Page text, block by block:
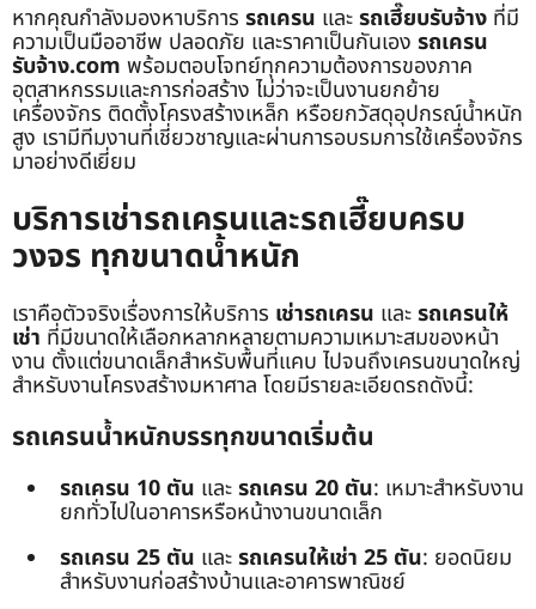
หากคุณกำลังมองหาบริการ รถเครน และรถเฮี๊ยบรับจ้าง ที่มี
ความเป็นมืออาชีพ ปลอดภัย และราคาเป็นกันเอง รถเครน
รับจ้าง.com พร้อมตอบโจทย์ทุกความต้องการของภาค
อุตสาหกรรมและการก่อสร้าง ไม่ว่าจะเป็นงานยกย้าย
เครื่องจักร ติดตั้งโครงสร้างเหล็ก หรือยกวัสดุอุปกรณ์น้ำหนัก
สูง เรามีทีมงานที่เชี่ยวชาญและผ่านการอบรมการใช้เครื่องจักร
มาอย่างดีเยี่ยม
บริการเช่ารถเครนและรถเฮี๊ยบครบ
วงจร ทุกขนาดน้ำหนัก
เราคือตัวจริงเรื่องการให้บริการ เช่ารถเครน และรถเครนให้
เช่า ที่มีขนาดให้เลือกหลากหลายตามความเหมาะสมของหน้า
งาน ตั้งแต่ขนาดเล็กสำหรับพื้นที่แคบ ไปจนถึงเครนขนาดใหญ่
สำหรับงานโครงสร้างมหาศาล โดยมีรายละเอียดรถดังนี้:
รถเครนน้ำหนักบรรทุกขนาดเริ่มต้น
รถเครน 10 ตัน และรถเครน 20 ตัน: เหมาะสำหรับงาน
ยกทั่วไปในอาคารหรือหน้างานขนาดเล็ก
รถเครน 25 ตัน และรถเครนให้เช่า 25 ตัน: ยอดนิยม
สำหรับงานก่อสร้างบ้านและอาคารพาณิชย์